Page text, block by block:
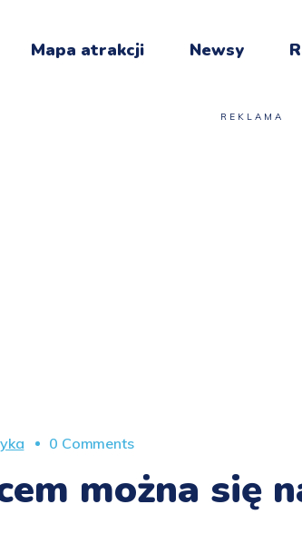
Mapa atrakcji Newsy
REKLAMA
0 Comments
można się